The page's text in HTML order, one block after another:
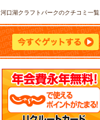
河口湖クラフトパークのクチコミ一覧